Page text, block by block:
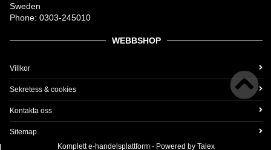
Sweden
Phone: 0303-245010
WEBBSHOP
Villkor
Sekretess & cookies
Kontakta oss
Sitemap
Komplette-handelsplattform - Powered by Talex